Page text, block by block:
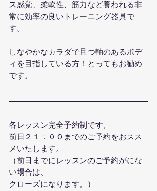
ス感覚、柔軟性、筋力など養われる非
常に効率の良いトレーニング器具で
す。
しなやかなカラダで且つ軸のあるボデ
ィを目指している方！とってもお勧め
です。
各レッスン完全予約制です。
前日２１：００までのご予約をおスス
メいたします。
（前日までにレッスンのご予約がにな
い場合は、
クローズになります。）